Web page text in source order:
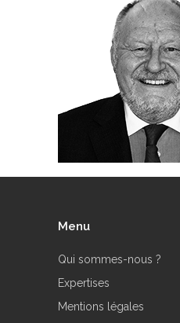
Menu
Qui sommes-nous ?
Expertises
Mentions légales